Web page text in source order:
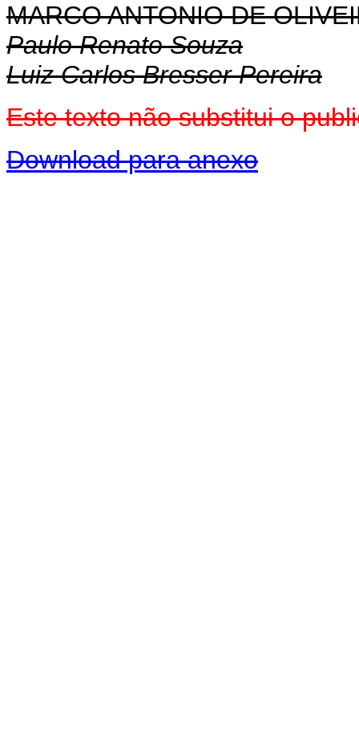
MARCO ANTONIO DE
Paulo Renato Souza
Luiz Carlos Bresser Pereira
Este texto não substitui o
Download para anexo